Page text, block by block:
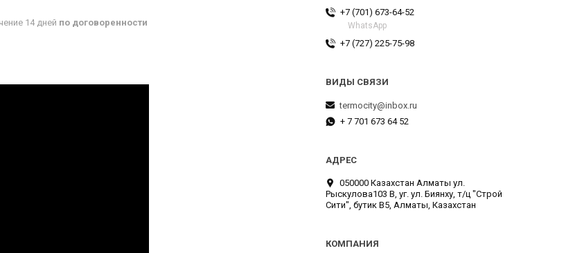
14 дней по договоренности
+7 (701) 673-64-52
WhatsApp
+7 (727) 225-75-98
termocity@inbox.ru
+ 7 701 673 64 52
050000 Казахстан Алматы ул.
Рыскулова103 В, уг. ул. Биянху, т/ц "Строй
Сити", бутик В5, Алматы, Казахстан